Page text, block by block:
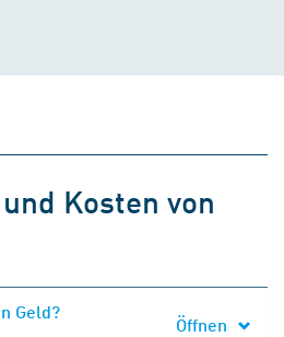
Kosten von
Geld?
Öffnen